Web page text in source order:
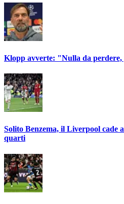
Klopp avverte: "Nulla da perdere,
Solito Benzema, il Liverpool cade
quarti